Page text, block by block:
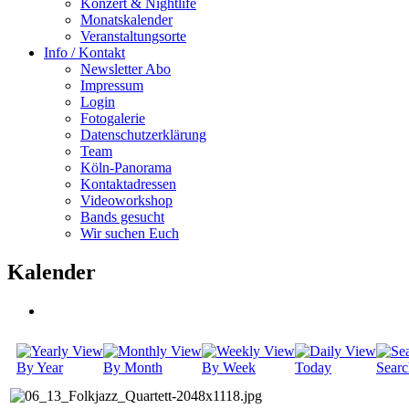
Konzert & Nightlife
Monatskalender
Veranstaltungsorte
Info / Kontakt
Newsletter Abo
Impressum
Login
Fotogalerie
Datenschutzerklärung
Team
Köln-Panorama
Kontaktadressen
Videoworkshop
Bands gesucht
Wir suchen Euch
Kalender
By Year By Month By Week Today